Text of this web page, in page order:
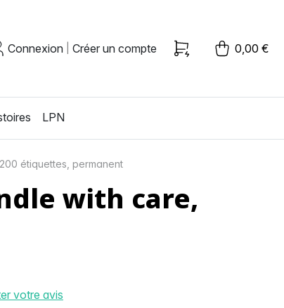
Connexion Créer un compte 0,00 €
LPN
étiquettes, permanent
with care,
votre avis